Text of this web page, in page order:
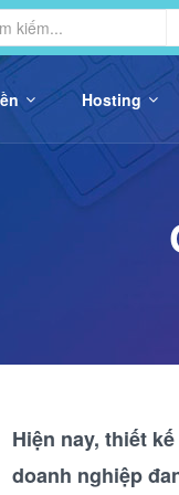
Hosting
Hiện nay, thiết
doanh nghiệp